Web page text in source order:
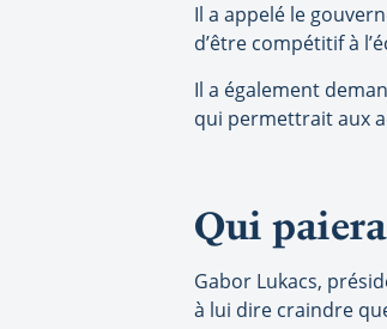
Il a appelé le
d’être compétitif à
Il a également
qui permettrait aux
Qui
Gabor Lukacs,
à lui dire craindre